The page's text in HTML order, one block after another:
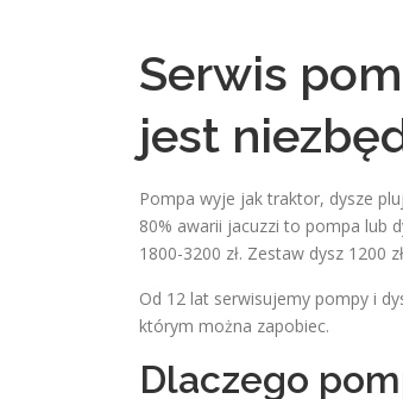
Serwis
jest
Pompa wyje jak traktor, dysze
80% awarii jacuzzi to pompa lub
1800-3200 zł. Zestaw dysz 1200
Od 12 lat serwisujemy pompy i
którym można zapobiec.
Dlaczego